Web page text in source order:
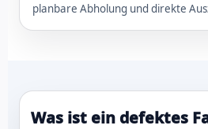
planbare Abholung und direkte
Was ist ein defektes